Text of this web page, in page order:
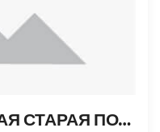
ТИХАЯ ГАВАНЬ. НОВАЯ СТАРАЯ ПОЛИТИКА ЕС